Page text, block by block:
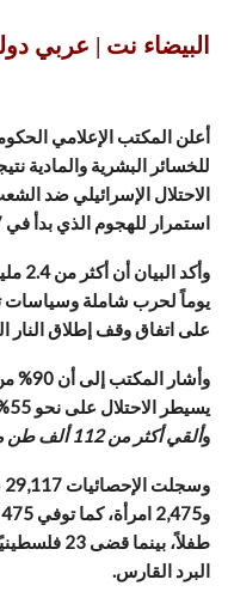
البيضاء نت | عربي
أعلن المكتب الإعلامي
للخسائر البشرية والمادية
استمرار للهجوم الذي بدأ في 7 أكتوبر 2023.
على اتفاق وقف إطلاق النار
وأشار
وألقي أكثر من 112 ألف طن متفجرات
البرد القارس.